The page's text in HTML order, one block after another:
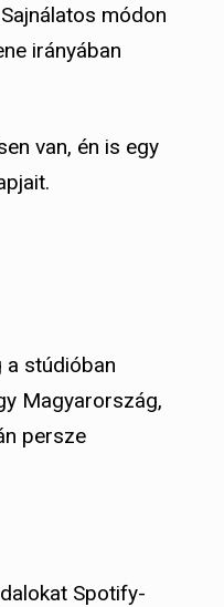
módon
irányában
van, én is egy
a stúdióban
Magyarország,
persze
Spotify-